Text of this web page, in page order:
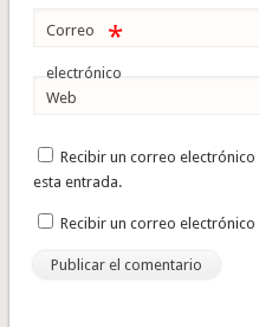
Correo
electrónico
*
Web
Recibir un correo
esta entrada.
Recibir un correo